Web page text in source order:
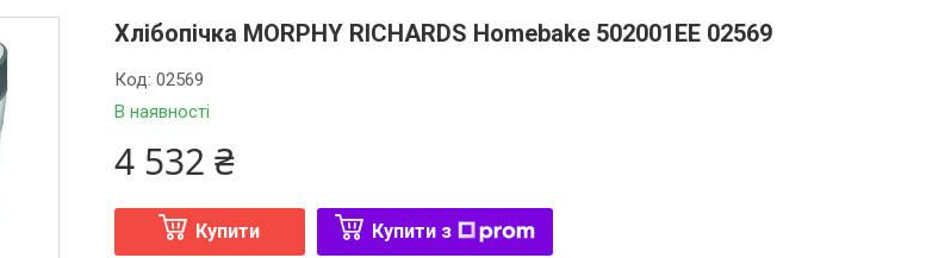
Хлібопічка MORPHY RICHARDS Homebake 502001EE 02569
В наявності
Код: 02569
4 532 ₴
Купити Купити з